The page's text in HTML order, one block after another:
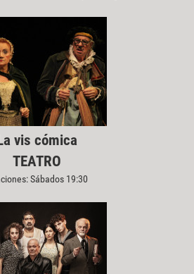
vis cómica
TEATRO
Sábados 19:30